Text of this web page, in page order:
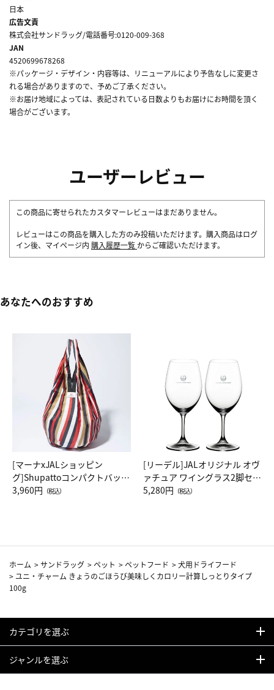
日本
広告文責
株式会社サンドラッグ/電話番号:0120-009-368
JAN
4520699678268
※パッケージ・デザイン・内容等は、リニューアルにより予告なしに変更さ
れる場合がありますので、予めご了承ください。
※お届け地域によっては、表記されている日数よりもお届けにお時間を頂く
場合がございます。
ユーザーレビュー
この商品に寄せられたカスタマーレビューはまだありません。
レビューはこの商品を購入した方のみ投稿いただけます。購入商品はログ
イン後、マイページ内 購入履歴一覧 からご確認いただけます。
あなたへのおすすめ
[マーナxJALショッピン
グ]Shupattoコンパクトバッグ
Drop JAL客室乗務員（LC）ス
3,960円 （税込）
[リーデル]JALオリジナル オヴ
ァチュア ワイングラス2脚セッ
ト（レッドワイン）
5,280円 （税込）
ホーム >サンドラッグ >ペット >ペットフード >犬用ドライフード
> ユニ・チャーム きょうのごほうび美味しくカロリー計算しっとりタイプ
100g
カテゴリを選ぶ
ジャンルを選ぶ